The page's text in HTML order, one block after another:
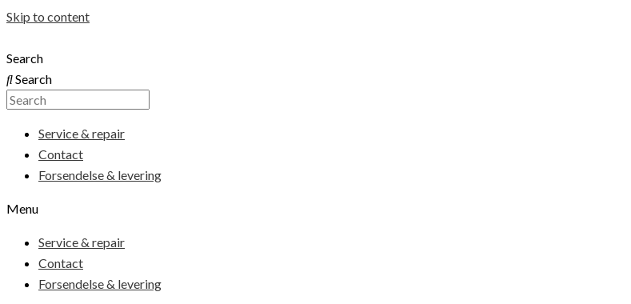
Skip to content
Search
Search
Service & repair
Contact
Forsendelse & levering
Menu
Service & repair
Contact
Forsendelse & levering